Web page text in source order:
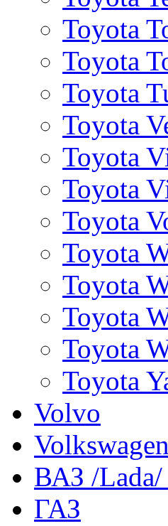
Toyota
Toyota
Toyota
Toyota
Toyota
Toyota
Toyota
Toyota
Toyota
Toyota
Toyota
Toyota
Volvo
Volkswagen
ВАЗ /Lada/
ГАЗ